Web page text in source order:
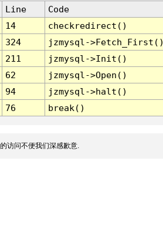
Line
Code
14
checkredirect()
324
jzmysql-
211
jzmysql->Init()
62
jzmysql->Open()
94
jzmysql->halt()
76 break()
访问不便我们深感歉意.